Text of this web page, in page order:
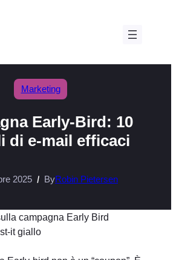
Marketing
Early-Bird: 10
di e-mail efficaci
2025 ByRobin Pietersen